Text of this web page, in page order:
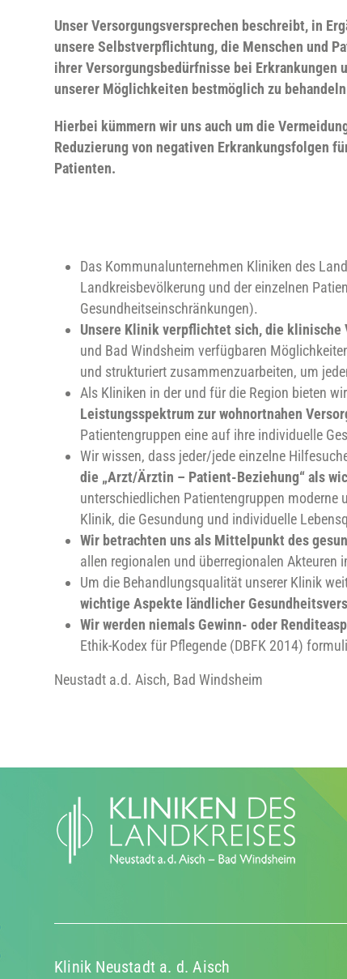
Unser Versorgungsversprechen beschreibt, in
unsere Selbstverpflichtung, die Menschen und
ihrer Versorgungsbedürfnisse bei Erkrankungen
unserer Möglichkeiten bestmöglich zu
Hierbei kümmern wir uns auch um die
Reduzierung von negativen Erkrankungsfolgen
Patienten.
Das Kommunalunternehmen Kliniken des
Landkreisbevölkerung und der einzelnen
Gesundheitseinschränkungen).
Unsere Klinik verpflichtet sich, die
und Bad Windsheim verfügbaren
und strukturiert zusammenzuarbeiten, um
Als Kliniken in der und für die Region bieten
Leistungsspektrum zur wohnortnahen
Patientengruppen eine auf ihre individuelle
Wir wissen, dass jeder/jede einzelne
die „Arzt/Ärztin – Patient-Beziehung“ als
unterschiedlichen Patientengruppen
Klinik, die Gesundung und individuelle
Wir betrachten uns als Mittelpunkt des
allen regionalen und überregionalen Akteuren
Um die Behandlungsqualität unserer Klinik
wichtige Aspekte ländlicher
Wir werden niemals Gewinn- oder
Ethik-Kodex für Pflegende (DBFK 2014)
Neustadt a.d. Aisch, Bad Windsheim
Klinik Neustadt a. d. Aisch